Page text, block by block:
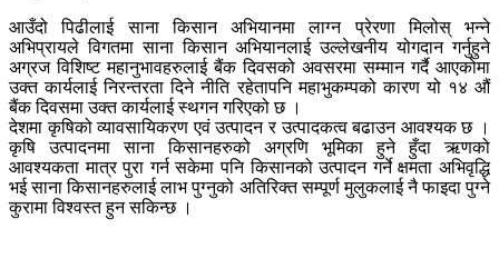
आउँदो पिढीलाई साना किसान अभियानमा लाग्न प्रेरणा मिलोस् भन्ने
अभिप्रायले विगतमा साना किसान अभियानलाई उल्लेखनीय योगदान गर्नुहुने
अग्रज विशिष्ट महानुभावहरुलाई बैंक दिवसको अवसरमा सम्मान गर्दै आएकोमा
उक्त कार्यलाई निरन्तरता दिने नीति रहेतापनि महाभुकम्पको कारण यो १४ औं
बैंक दिवसमा उक्त कार्यलाई स्थगन गरिएको छ ।
देशमा कृषिको व्यावसायिकरण एवं उत्पादन र उत्पादकत्व बढाउन आवश्यक छ ।
कृषि उत्पादनमा साना किसानहरुको अग्रणि भूमिका हुने हुँदा ऋणको
आवश्यकता मात्र पुरा गर्न सकेमा पनि किसानको उत्पादन गर्ने क्षमता अभिवृद्धि
भई साना किसानहरुलाई लाभ पुग्नुको अतिरिक्त सम्पूर्ण मुलुकलाई नै फाइदा पुग्ने
कुरामा विश्वस्त हुन सकिन्छ ।